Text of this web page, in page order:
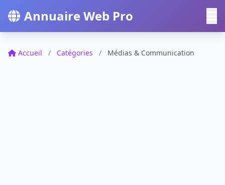
Annuaire Web Pro
Accueil / Catégories / Médias & Communication